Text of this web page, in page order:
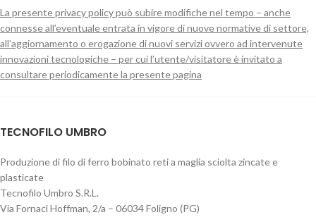
La presente privacy policy può subire modifiche nel tempo – anche
connesse all’eventuale entrata in vigore di nuove normative di settore,
all’aggiornamento o erogazione di nuovi servizi ovvero ad intervenute
innovazioni tecnologiche – per cui l’utente/visitatore è invitato a
consultare periodicamente la presente pagina
TECNOFILO UMBRO
Produzione di filo di ferro bobinato reti a maglia sciolta zincate e
plasticate
Tecnofilo Umbro S.R.L.
Via Fornaci Hoffman, 2/a – 06034 Foligno (PG)